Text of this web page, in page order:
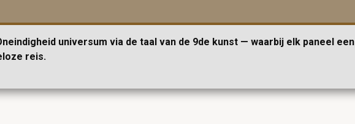
universum via de taal van de 9de kunst — waarbij elk paneel een
reis.